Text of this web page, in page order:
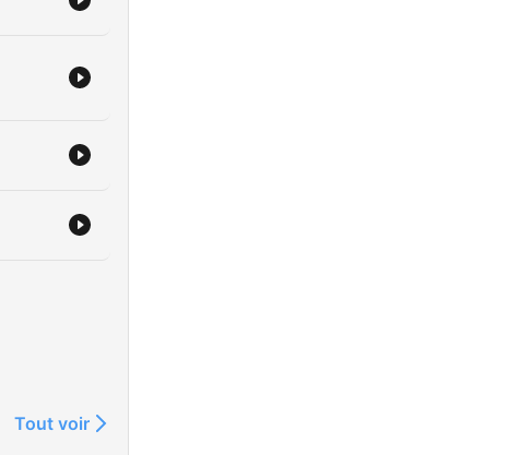
Tout voir